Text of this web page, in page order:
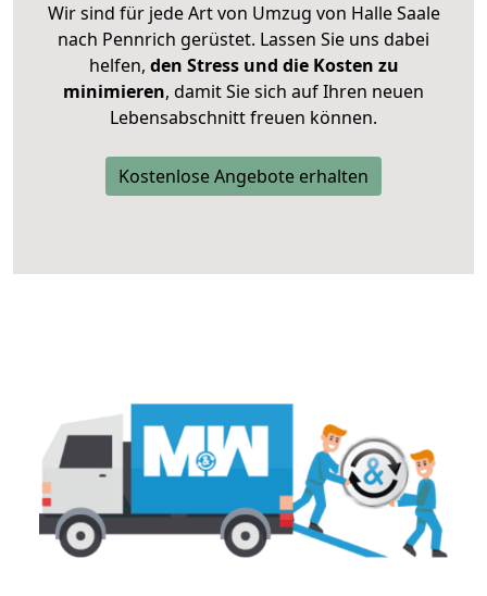
Wir sind für jede Art von Umzug von Halle Saale
nach Pennrich gerüstet. Lassen Sie uns dabei
helfen, den Stress und die Kosten zu
minimieren, damit Sie sich auf Ihren neuen
Lebensabschnitt freuen können.
Kostenlose Angebote erhalten